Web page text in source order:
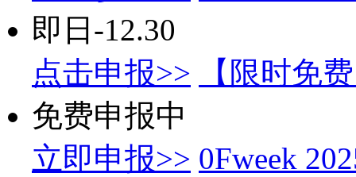
即日-12.30
点击申报>>
【限时免
免费申报中
立即申报>> 0Fweek